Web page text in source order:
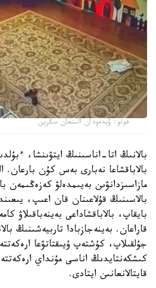
فوتو: ۆيدەودان الىنعان سكرين
بالانىڭ اتا-اناسىنىڭ ايتۋىنشا،
بالاباقشاعا نەبارى بەس كۇن بارعان.
مازاسىزدانۋىن بەيىمدەلۋ كەزەڭىمەن
بالاسىنىڭ قۇلاعىنان قان اعىپ،
بايقاپ، بالاباقشاداعى بەينەباقىلاۋ
قاراعان. بەينەجازبادا تاربيەشىنىڭ
جۇلقىلاپ، كۇشتەپ ۇيىقتاتۋعا
كىشكەنتايدىڭ اناسى مۇنداي
قايتالانعانىن ايتادى.